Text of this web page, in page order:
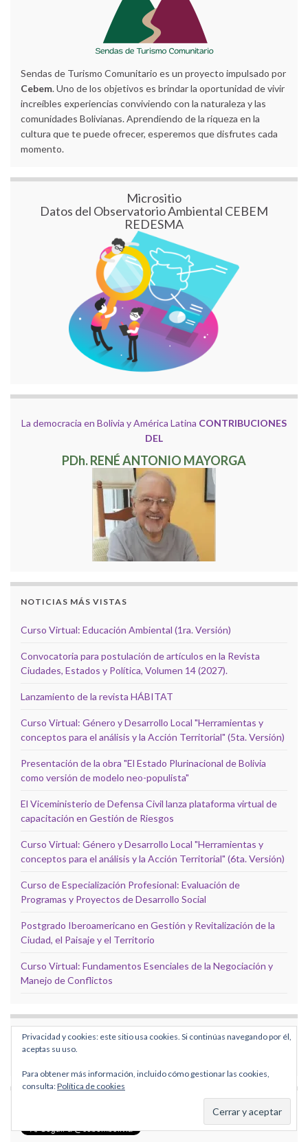
Sendas de Turismo Comunitario es un proyecto impulsado por
Cebem. Uno de los objetivos es brindar la oportunidad de vivir
increíbles experiencias conviviendo con la naturaleza y las
comunidades Bolivianas. Aprendiendo de la riqueza en la
cultura que te puede ofrecer, esperemos que disfrutes cada
momento.
Micrositio
Datos del Observatorio Ambiental CEBEM
REDESMA
La democracia en Bolivia y América Latina CONTRIBUCIONES
DEL
PDh. RENÉ ANTONIO MAYORGA
NOTICIAS MÁS VISTAS
Curso Virtual: Educación Ambiental (1ra. Versión)
Convocatoria para postulación de artículos en la Revista
Ciudades, Estados y Política, Volumen 14 (2027).
Lanzamiento de la revista HÁBITAT
Curso Virtual: Género y Desarrollo Local "Herramientas y
conceptos para el análisis y la Acción Territorial" (5ta. Versión)
Presentación de la obra "El Estado Plurinacional de Bolivia
como versión de modelo neo-populista"
El Viceministerio de Defensa Civil lanza plataforma virtual de
capacitación en Gestión de Riesgos
Curso Virtual: Género y Desarrollo Local "Herramientas y
conceptos para el análisis y la Acción Territorial" (6ta. Versión)
Curso de Especialización Profesional: Evaluación de
Programas y Proyectos de Desarrollo Social
Postgrado Iberoamericano en Gestión y Revitalización de la
Ciudad, el Paisaje y el Territorio
Curso Virtual: Fundamentos Esenciales de la Negociación y
Manejo de Conflictos
SIGUE A CEBEM EN FACEBOOK
Privacidad y cookies: este sitio usa cookies. Si continúas navegando por él,
aceptas su uso.
Para obtener más información, incluido cómo gestionar las cookies,
consulta:Política de cookies